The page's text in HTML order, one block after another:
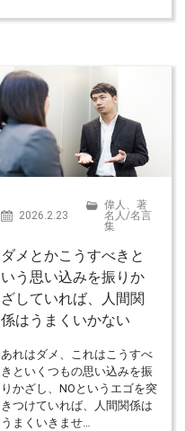
2026.2.23
偉人、著
名人/名言
集
ダメとかこうすべきと
いう思い込みを振りか
ざしていれば、人間関
係はうまくいかない
あれはダメ、これはこうすべ
きといくつもの思い込みを振
りかざし、NOというエゴを突
きつけていれば、人間関係は
うまくいきませ…